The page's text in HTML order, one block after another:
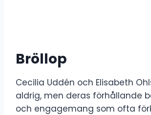
Bröllop
Cecilia Uddén och Elisabeth
aldrig, men deras förhållande
och engagemang som ofta